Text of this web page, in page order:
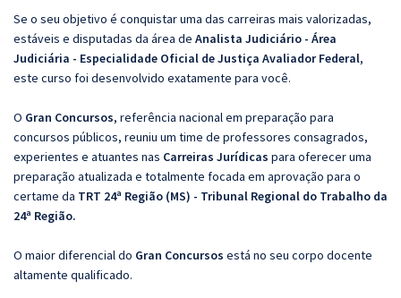
Se o seu objetivo é conquistar uma das carreiras mais valorizadas,
estáveis e disputadas da área de Analista Judiciário - Área
Judiciária - Especialidade Oficial de Justiça Avaliador Federal,
este curso foi desenvolvido exatamente para você.
O Gran Concursos, referência nacional em preparação para
concursos públicos, reuniu um time de professores consagrados,
experientes e atuantes nas Carreiras Jurídicas para oferecer uma
preparação atualizada e totalmente focada em aprovação para o
certame da TRT 24ª Região (MS) - Tribunal Regional do Trabalho da
24ª Região.
O maior diferencial do Gran Concursos está no seu corpo docente
altamente qualificado.